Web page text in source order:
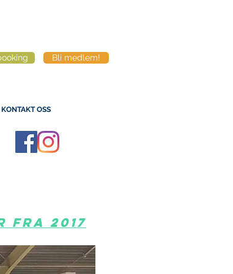
Bli medlem!
KONTAKT OSS
fra 2017